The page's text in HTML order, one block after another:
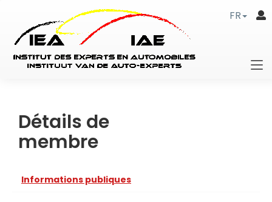
FR
Détails de
membre
Informations publiques